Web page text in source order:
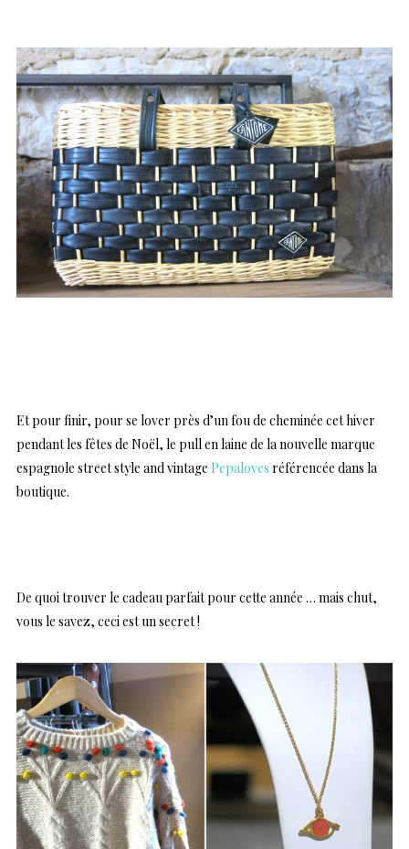
Et pour finir, pour se lover près d’un fou de cheminée cet hiver
pendant les fêtes de Noël, le pull en laine de la nouvelle marque
espagnole street style and vintage Pepaloves référencée dans la
boutique.
De quoi trouver le cadeau parfait pour cette année … mais chut,
vous le savez, ceci est un secret !